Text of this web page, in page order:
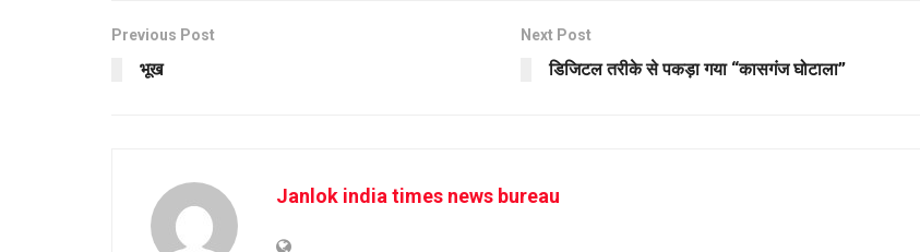
Previous Post
भूख
Next Post
डिजिटल तरीके से पकड़ा गया “कासगंज घोटाला”
Janlok india times news bureau